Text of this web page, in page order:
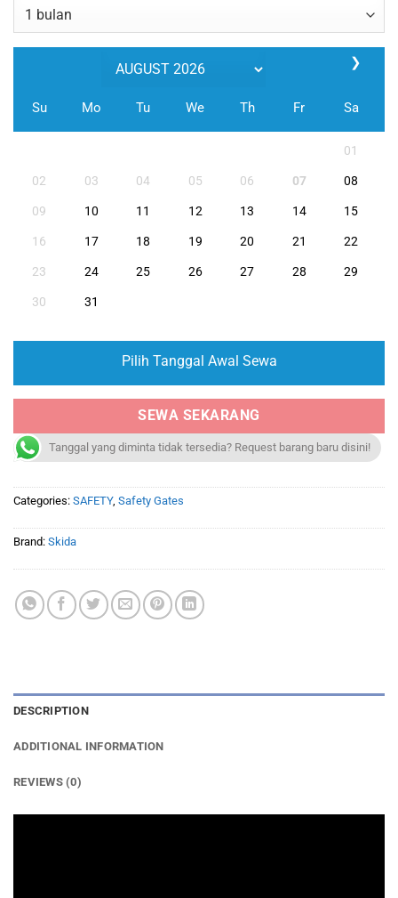
❯
Su Mo Tu We Th Fr Sa
01
02 03 04 05 06 07 08
09 10 11 12 13 14 15
16 17 18 19 20 21 22
23 24 25 26 27 28 29
30 31
Pilih Tanggal Awal Sewa
SEWA SEKARANG
Tanggal yang diminta tidak tersedia? Request barang baru disini!
Categories: SAFETY, Safety Gates
Brand: Skida
DESCRIPTION
ADDITIONAL INFORMATION
REVIEWS (0)